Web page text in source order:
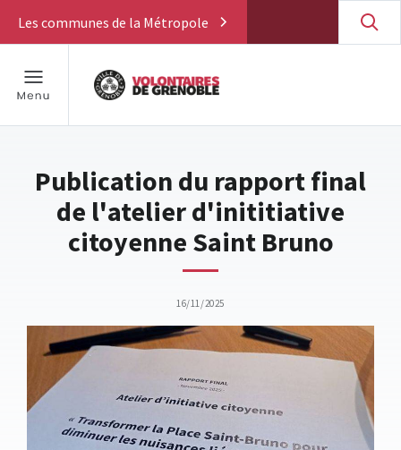
Les communes de la Métropole
Publication du rapport final
de l'atelier d'inititiative
citoyenne Saint Bruno
16/11/2025